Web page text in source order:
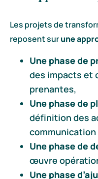
Les projets de
reposent surune
Une phase de
des impacts et
prenantes,
Une phase de
définition des
Une phase de
œuvre
Une phase